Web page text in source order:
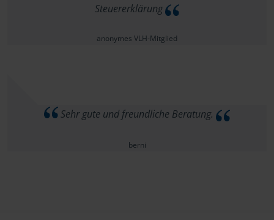
Steuererklärung
anonymes VLH-Mitglied
Sehr gute und freundliche Beratung.
berni